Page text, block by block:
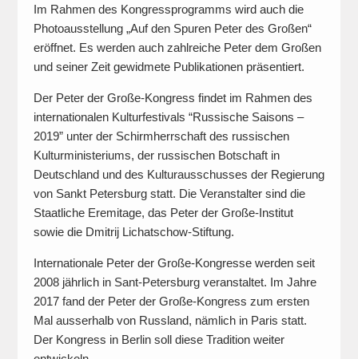
Im Rahmen des Kongressprogramms wird auch die
Photoausstellung „Auf den Spuren Peter des Großen“
eröffnet. Es werden auch zahlreiche Peter dem Großen
und seiner Zeit gewidmete Publikationen präsentiert.
Der Peter der Große-Kongress findet im Rahmen des
internationalen Kulturfestivals “Russische Saisons –
2019” unter der Schirmherrschaft des russischen
Kulturministeriums, der russischen Botschaft in
Deutschland und des Kulturausschusses der Regierung
von Sankt Petersburg statt. Die Veranstalter sind die
Staatliche Eremitage, das Peter der Große-Institut
sowie die Dmitrij Lichatschow-Stiftung.
Internationale Peter der Große-Kongresse werden seit
2008 jährlich in Sant-Petersburg veranstaltet. Im Jahre
2017 fand der Peter der Große-Kongress zum ersten
Mal ausserhalb von Russland, nämlich in Paris statt.
Der Kongress in Berlin soll diese Tradition weiter